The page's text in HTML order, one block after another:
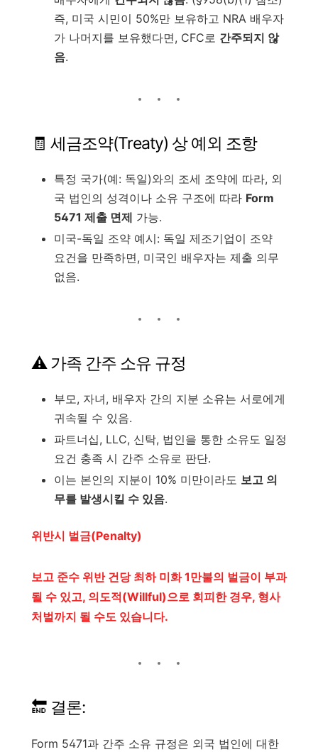
즉, 미국 시민이 50%만 보유하고 NRA 배우자
가 나머지를 보유했다면, CFC로 간주되지 않
음.
🧾 세금조약(Treaty) 상 예외 조항
특정 국가(예: 독일)와의 조세 조약에 따라, 외
국 법인의 성격이나 소유 구조에 따라 Form
5471 제출 면제 가능.
미국-독일 조약 예시: 독일 제조기업이 조약
요건을 만족하면, 미국인 배우자는 제출 의무
없음.
⚠️ 가족 간주 소유 규정
부모, 자녀, 배우자 간의 지분 소유는 서로에게
귀속될 수 있음.
파트너십, LLC, 신탁, 법인을 통한 소유도 일정
요건 충족 시 간주 소유로 판단.
이는 본인의 지분이 10% 미만이라도 보고 의
무를 발생시킬 수 있음.
위반시 벌금(Penalty)
보고 준수 위반 건당 최하 미화 1만불의 벌금이 부과
될 수 있고, 의도적(Willful)으로 회피한 경우, 형사
처벌까지 될 수도 있습니다.
🔚 결론:
Form 5471과 간주 소유 규정은 외국 법인에 대한